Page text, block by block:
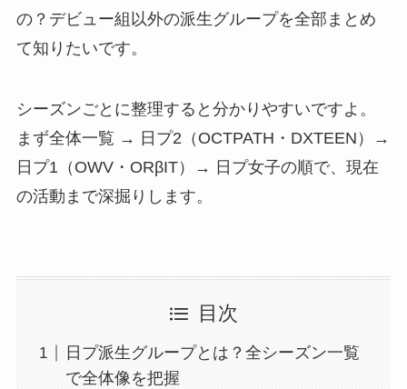
の？デビュー組以外の派生グループを全部まとめ
て知りたいです。
シーズンごとに整理すると分かりやすいですよ。
まず全体一覧 → 日プ2（OCTPATH・DXTEEN）→
日プ1（OWV・ORβIT）→ 日プ女子の順で、現在
の活動まで深掘りします。
目次
日プ派生グループとは？全シーズン一覧
で全体像を把握